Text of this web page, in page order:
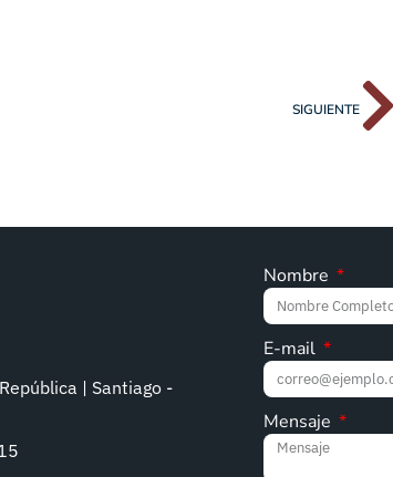
SIGUIENTE
| Santiago -
Nombre
E-mail
Mensaje